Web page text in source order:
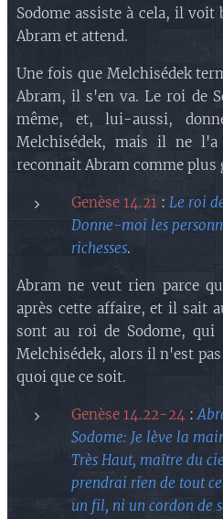
Sodome assiste à cela, il
Abram et attend.
Une fois que Melchisédek
Abram, il s'en va. Le roi de
même, et, lui-aussi,
Melchisédek, mais il ne
reconnait Abram comme plus
Genèse 14.21 : Le roi
Donne-moi les
richesses.
Abram ne veut rien parce
après cette affaire, et il sait
sont au roi de Sodome,
Melchisédek, alors il n'est
quoi que ce soit.
Genèse 14.22-24 :
Sodome: Je lève la
Très Haut, maître du
prendrai rien de tout
un fil, ni un cordon de